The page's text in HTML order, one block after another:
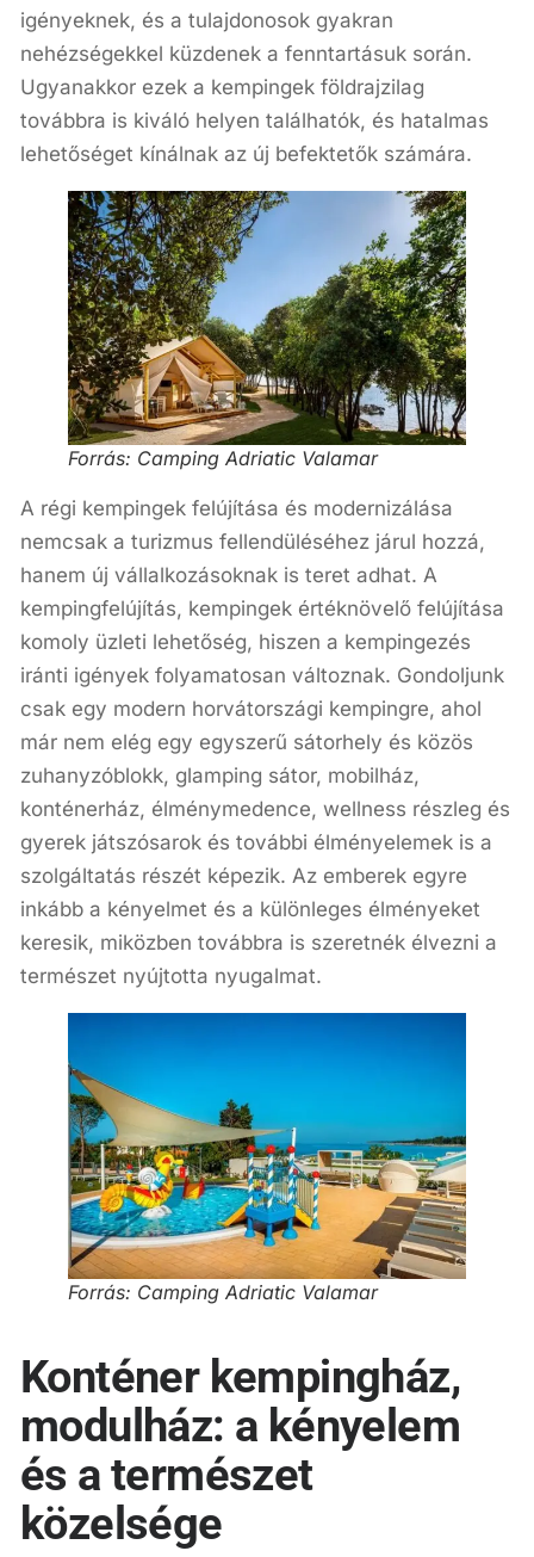
igényeknek, és a tulajdonosok gyakran
nehézségekkel küzdenek a fenntartásuk során.
Ugyanakkor ezek a kempingek földrajzilag
továbbra is kiváló helyen találhatók, és hatalmas
lehetőséget kínálnak az új befektetők számára.
Forrás: Camping Adriatic Valamar
A régi kempingek felújítása és modernizálása
nemcsak a turizmus fellendüléséhez járul hozzá,
hanem új vállalkozásoknak is teret adhat. A
kempingfelújítás, kempingek értéknövelő felújítása
komoly üzleti lehetőség, hiszen a kempingezés
iránti igények folyamatosan változnak. Gondoljunk
csak egy modern horvátországi kempingre, ahol
már nem elég egy egyszerű sátorhely és közös
zuhanyzóblokk, glamping sátor, mobilház,
konténerház, élménymedence, wellness részleg és
gyerek játszósarok és további élményelemek is a
szolgáltatás részét képezik. Az emberek egyre
inkább a kényelmet és a különleges élményeket
keresik, miközben továbbra is szeretnék élvezni a
természet nyújtotta nyugalmat.
Forrás: Camping Adriatic Valamar
Konténer kempingház,
modulház: a kényelem
és a természet
közelsége